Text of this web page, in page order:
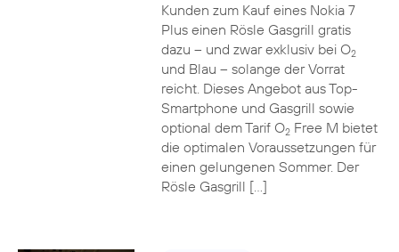
Kunden zum Kauf eines Nokia 7
Plus einen Rösle Gasgrill gratis
dazu – und zwar exklusiv bei O2
und Blau – solange der Vorrat
reicht. Dieses Angebot aus Top-
Smartphone und Gasgrill sowie
optional dem Tarif O2Free M bietet
die optimalen Voraussetzungen für
einen gelungenen Sommer. Der
Rösle Gasgrill […]